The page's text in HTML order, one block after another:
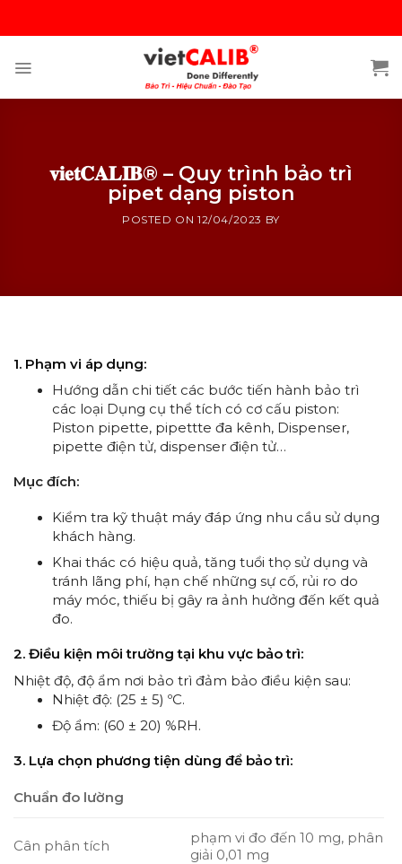
content
𝐯𝐢𝐞𝐭𝐂𝐀𝐋𝐈𝐁® – Quy trình bảo trì
pipet dạng piston
POSTED ON12/04/2023 BY
1. Phạm vi áp dụng:
Hướng dẫn chi tiết các bước tiến hành bảo trì
các loại Dụng cụ thể tích có cơ cấu piston:
Piston pipette, pipettte đa kênh, Dispenser,
pipette điện tử, dispenser điện tử…
Mục đích:
Kiểm tra kỹ thuật máy đáp ứng nhu cầu sử dụng
khách hàng.
Khai thác có hiệu quả, tăng tuổi thọ sử dụng và
tránh lãng phí, hạn chế những sự cố, rủi ro do
máy móc, thiếu bị gây ra ảnh hưởng đến kết quả
đo.
2. Điều kiện môi trường tại khu vực bảo trì:
Nhiệt độ, độ ẩm nơi bảo trì đảm bảo điều kiện sau:
Nhiệt độ: (25 ± 5) ºC.
Độ ẩm: (60 ± 20) %RH.
3. Lựa chọn phương tiện dùng để bảo trì:
Chuẩn đo lường
Cân phân tích
phạm vi đo đến 10 mg, phân
giải 0,01 mg